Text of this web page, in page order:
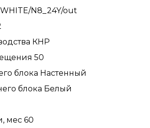
N8_24Y/out
КНР
50
блока Настенный
блока Белый
мес60